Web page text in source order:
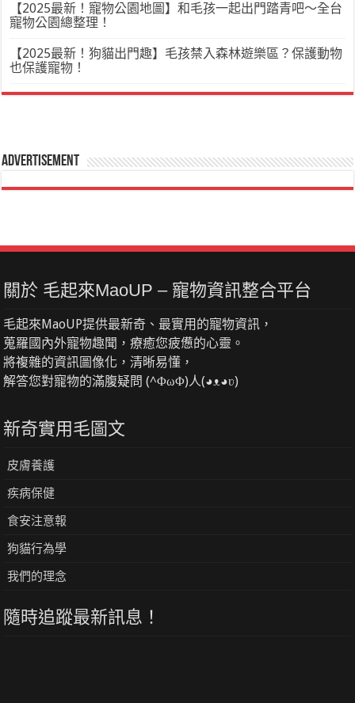
【2025最新！寵物公園地圖】和毛孩一起出門踏青吧～全台
寵物公園總整理！
【2025最新！狗貓出門趣】毛孩禁入森林遊樂區？保護動物
也保護寵物！
Advertisement
關於 毛起來MaoUP – 寵物資訊整合平台
毛起來MaoUP提供最新奇、最實用的寵物資訊，
蒐羅國內外寵物趣聞，療癒您疲憊的心靈。
將複雜的資訊圖像化，清晰易懂，
解答您對寵物的滿腹疑問 (^ΦωΦ)人(◕ᴥ◕ʋ)
新奇實用毛圖文
皮膚養護
疾病保健
食安注意報
狗貓行為學
我們的理念
隨時追蹤最新訊息！